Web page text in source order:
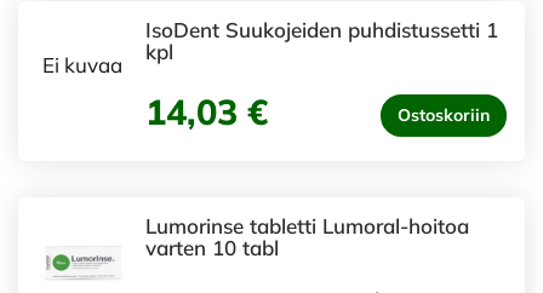
Ei kuvaa
IsoDent Suukojeiden puhdistussetti 1
kpl
14,03 € Ostoskoriin
Lumorinse tabletti Lumoral-hoitoa
varten 10 tabl